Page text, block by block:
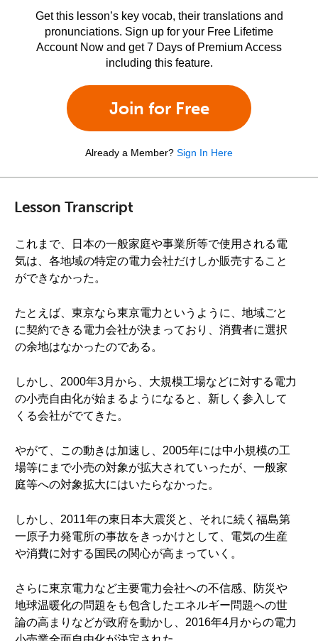
Get this lesson’s key vocab, their translations and
pronunciations. Sign up for your Free Lifetime
Account Now and get 7 Days of Premium Access
including this feature.
Join for Free
Already a Member? Sign In Here
Lesson Transcript
これまで、日本の一般家庭や事業所等で使用される電
気は、各地域の特定の電力会社だけしか販売すること
ができなかった。
たとえば、東京なら東京電力というように、地域ごと
に契約できる電力会社が決まっており、消費者に選択
の余地はなかったのである。
しかし、2000年3月から、大規模工場などに対する電力
の小売自由化が始まるようになると、新しく参入して
くる会社がでてきた。
やがて、この動きは加速し、2005年には中小規模の工
場等にまで小売の対象が拡大されていったが、一般家
庭等への対象拡大にはいたらなかった。
しかし、2011年の東日本大震災と、それに続く福島第
一原子力発電所の事故をきっかけとして、電気の生産
や消費に対する国民の関心が高まっていく。
さらに東京電力など主要電力会社への不信感、防災や
地球温暖化の問題をも包含したエネルギー問題への世
論の高まりなどが政府を動かし、2016年4月からの電力